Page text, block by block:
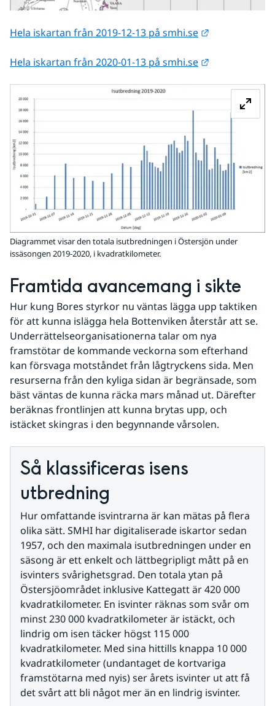
Hela iskartan från 2019-12-13 på smhi.se
Hela iskartan från 2020-01-13 på smhi.se
Diagrammet visar den totala isutbredningen i Östersjön under
issäsongen 2019-2020, i kvadratkilometer.
Framtida avancemang i sikte
Hur kung Bores styrkor nu väntas lägga upp taktiken
för att kunna islägga hela Bottenviken återstår att se.
Underrättelseorganisationerna talar om nya
framstötar de kommande veckorna som efterhand
kan försvaga motståndet från lågtryckens sida. Men
resurserna från den kyliga sidan är begränsade, som
bäst väntas de kunna räcka mars månad ut. Därefter
beräknas frontlinjen att kunna brytas upp, och
istäcket skingras i den begynnande vårsolen.
Så klassificeras isens
utbredning
Hur omfattande isvintrarna är kan mätas på flera
olika sätt. SMHI har digitaliserade iskartor sedan
1957, och den maximala isutbredningen under en
säsong är ett enkelt och lättbegripligt mått på en
isvinters svårighetsgrad. Den totala ytan på
Östersjöområdet inklusive Kattegatt är 420 000
kvadratkilometer. En isvinter räknas som svår om
minst 230 000 kvadratkilometer är istäckt, och
lindrig om isen täcker högst 115 000
kvadratkilometer. Med sina hittills knappa 10 000
kvadratkilometer (undantaget de kortvariga
framstötarna med nyis) ser årets isvinter ut att få
det svårt att bli något mer än en lindrig isvinter.